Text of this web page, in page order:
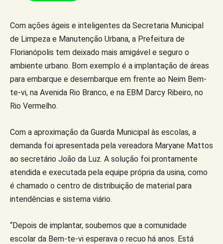
Com ações ágeis e inteligentes da Secretaria Municipal
de Limpeza e Manutenção Urbana, a Prefeitura de
Florianópolis tem deixado mais amigável e seguro o
ambiente urbano. Bom exemplo é a implantação de áreas
para embarque e desembarque em frente ao Neim Bem-
te-vi, na Avenida Rio Branco, e na EBM Darcy Ribeiro, no
Rio Vermelho.
Com a aproximação da Guarda Municipal às escolas, a
demanda foi apresentada pela vereadora Maryane Mattos
ao secretário João da Luz. A solução foi prontamente
atendida e executada pela equipe própria da usina, como
é chamado o centro de distribuição de material para
intendências e sistema viário.
“Depois de implantar, soubemos que a comunidade
escolar da Bem-te-vi esperava o recuo há anos. Está